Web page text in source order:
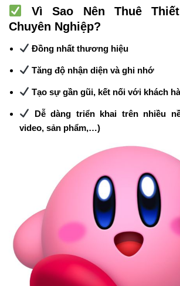
Vì Sao Nên Thuê
Chuyên Nghiệp?
Đồng nhất thương hiệu
Tăng độ nhận diện và ghi nhớ
Tạo sự gần gũi, kết nối với khách
Dễ dàng triển khai trên nhiều
video, sản phẩm,…)